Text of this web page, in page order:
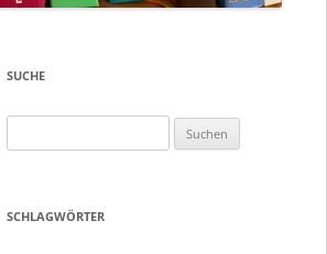
SUCHE
nach:
SCHLAGWÖRTER